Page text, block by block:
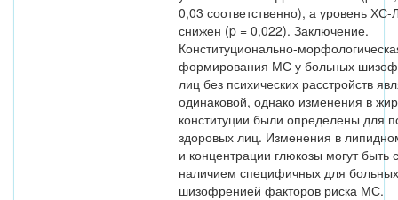
0,03 соответственно), а уровень
снижен (p = 0,022). Заключение.
Конституционально-
формирования МС у больных
лиц без психических расстройств
одинаковой, однако изменения в
конституции были определены для
здоровых лиц. Изменения в
и концентрации глюкозы могут быть
наличием специфичных для больных
шизофренией факторов риска МС.